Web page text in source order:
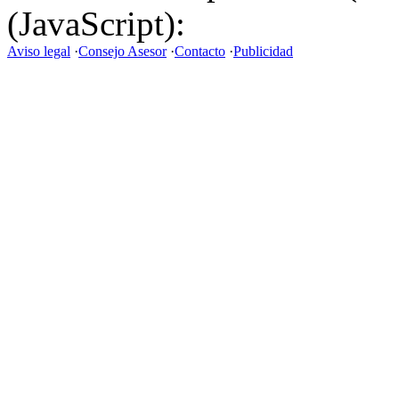
(JavaScript):
Aviso legal ·Consejo Asesor·Contacto ·Publicidad